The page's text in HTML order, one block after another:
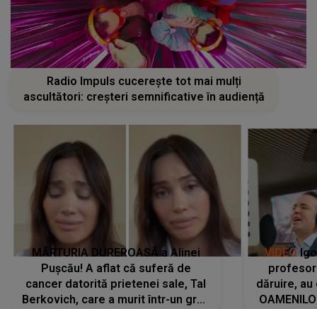
Radio Impuls cucerește tot mai mulți
ascultători: creșteri semnificative în audiență
MĂRTURIA DUREROASĂ a Alinei
Pușcău! A aflat că suferă de
cancer datorită prietenei sale, Tal
Berkovich, care a murit într-un grav
VIDEO
dăruire, au